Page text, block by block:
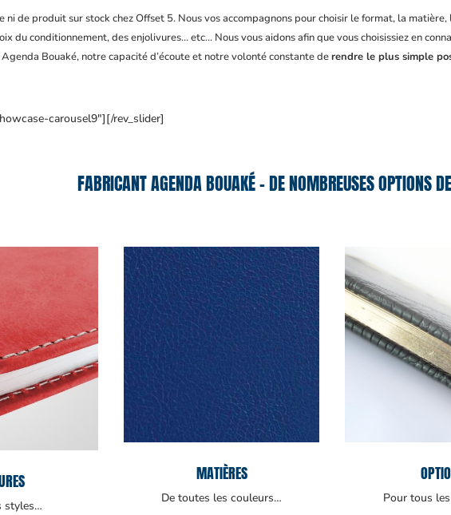
ni de produit sur stock chez Offset 5. Nous vos accompagnons pour choisir le format, la
du conditionnement, des enjolivures… etc… Nous vous aidons afin que vous choisissiez en
Bouaké, notre capacité d’écoute et notre volonté constante derendre le plus simple
carousel9″][/rev_slider]
FABRICANT AGENDA BOUAKÉ – DE NOMBREUSES OPTIONS
styles…
MATIÈRES
De toutes les couleurs… Pour tous